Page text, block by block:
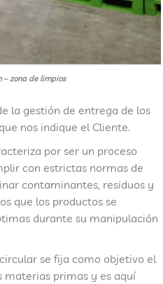
– zona de limpios
la gestión de entrega de los
nos indique el Cliente.
por ser un proceso
con estrictas normas de
contaminantes, residuos y
que los productos se
durante su manipulación
se fija como objetivo el
materias primas y es aquí